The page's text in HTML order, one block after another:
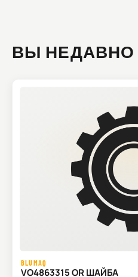
ВЫ НЕДАВНО
BLUMAQ
VO4863315 OR ШАЙБА